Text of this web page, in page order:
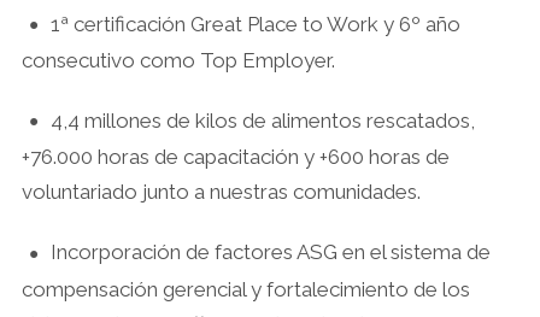
• 1ª certificación Great Place to Work y 6º año
consecutivo como Top Employer.
• 4,4 millones de kilos de alimentos rescatados,
+76.000 horas de capacitación y +600 horas de
voluntariado junto a nuestras comunidades.
• Incorporación de factores ASG en el sistema de
compensación gerencial y fortalecimiento de los